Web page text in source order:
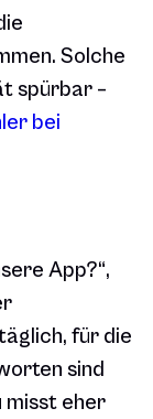
Solche
spürbar –
bei
App?“,
für die
sind
misst eher